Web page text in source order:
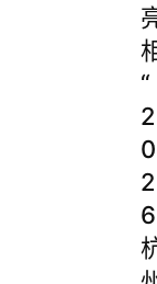
“
2
0
2
6